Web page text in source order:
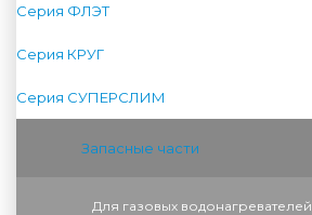
Серия ФЛЭТ
Серия КРУГ
Серия СУПЕРСЛИМ
Запасные части
Для газовых водонагревателей